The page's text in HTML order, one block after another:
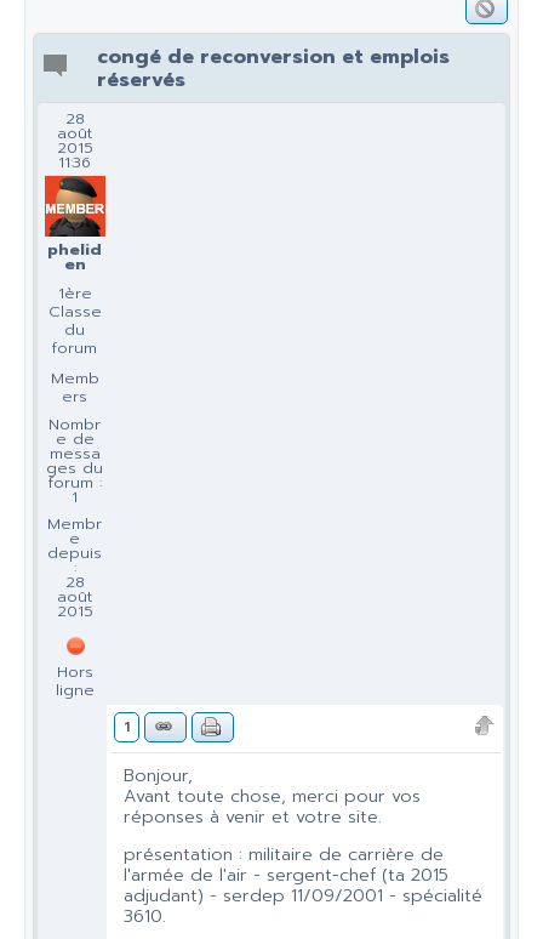
congé de reconversion et emplois
réservés
28
août
2015
11:36
phelid
en
1ère
Classe
du
forum
Memb
ers
Nombr
e de
messa
ges du
forum :
1
Membr
e
depuis
:
28
août
2015
Hors
ligne
1
Bonjour,
Avant toute chose, merci pour vos
réponses à venir et votre site.
présentation : militaire de carrière de
l'armée de l'air - sergent-chef (ta 2015
adjudant) - serdep 11/09/2001 - spécialité
3610.